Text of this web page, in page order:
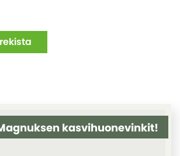
kasvihuonevinkit!